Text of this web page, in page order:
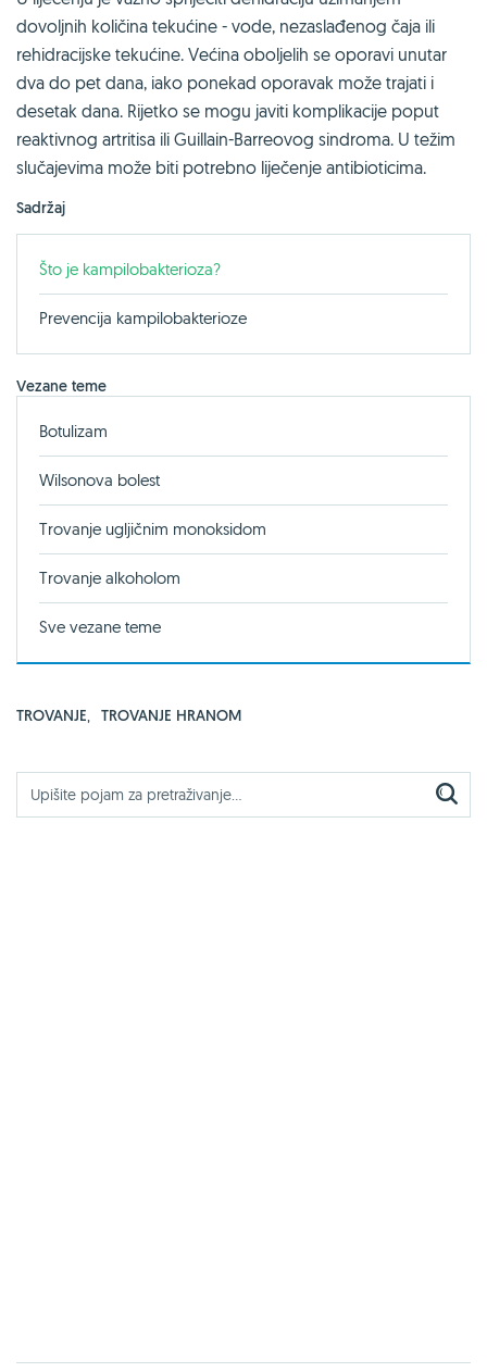
dovoljnih količina tekućine - vode, nezaslađenog čaja ili
rehidracijske tekućine. Većina oboljelih se oporavi unutar
dva do pet dana, iako ponekad oporavak može trajati i
desetak dana. Rijetko se mogu javiti komplikacije poput
reaktivnog artritisa ili Guillain-Barreovog sindroma. U težim
slučajevima može biti potrebno liječenje antibioticima.
Sadržaj
Što je kampilobakterioza?
Prevencija kampilobakterioze
Vezane teme
Botulizam
Wilsonova bolest
Trovanje ugljičnim monoksidom
Trovanje alkoholom
Sve vezane teme
TROVANJE, TROVANJE HRANOM